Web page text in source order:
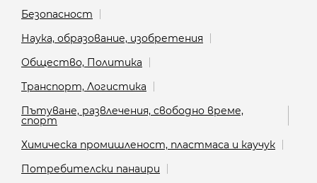
Безопасност
Наука, образование, изобретения
Общество, Политика
Транспорт, Логистика
Пътуване, развлечения, свободно време,
спорт
Химическа промишленост, пластмаса и каучук
Потребителски панаири